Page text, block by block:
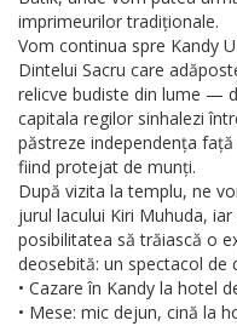
imprimeurilor tradiționale.
Vom continua spre Kandy
Dintelui Sacru care
relicve budiste din lume —
capitala regilor sinhalezi
păstreze independența
fiind protejat de munți.
După vizita la templu, ne
jurul lacului Kiri Muhuda,
posibilitatea să trăiască o
deosebită: un spectacol de
• Cazare în Kandy la hotel
• Mese: mic dejun, cină la